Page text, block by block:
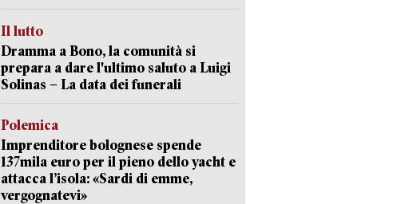
Il lutto
Dramma a Bono, la comunità si
prepara a dare l'ultimo saluto a Luigi
Solinas – La data dei funerali
Polemica
Imprenditore bolognese spende
137mila euro per il pieno dello yacht e
attacca l’isola: «Sardi di emme,
vergognatevi»